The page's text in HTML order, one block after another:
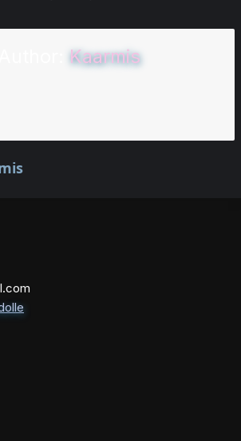
Author:Kaarmis